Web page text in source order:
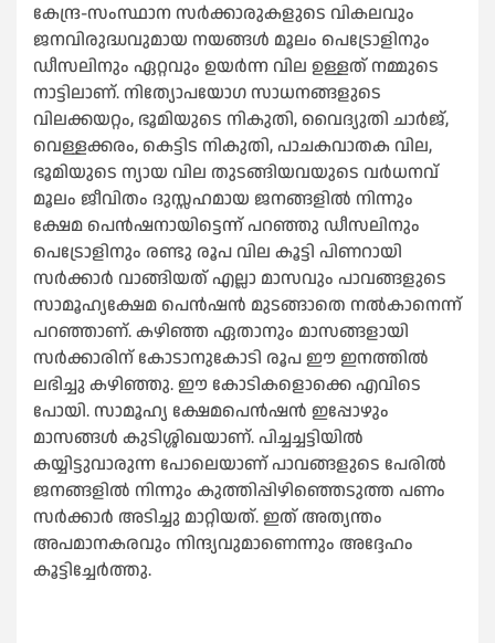
കേന്ദ്ര-സംസ്ഥാന സർക്കാരുകളുടെ വികലവും
ജനവിരുദ്ധവുമായ നയങ്ങൾ മൂലം പെട്രോളിനും
ഡീസലിനും ഏറ്റവും ഉയർന്ന വില ഉള്ളത് നമ്മുടെ
നാട്ടിലാണ്. നിത്യോപയോഗ സാധനങ്ങളുടെ
വിലക്കയറ്റം, ഭൂമിയുടെ നികുതി, വൈദ്യുതി ചാർജ്,
വെള്ളക്കരം, കെട്ടിട നികുതി, പാചകവാതക വില,
ഭൂമിയുടെ ന്യായ വില തുടങ്ങിയവയുടെ വർധനവ്
മൂലം ജീവിതം ദുസ്സഹമായ ജനങ്ങളിൽ നിന്നും
ക്ഷേമ പെൻഷനായിട്ടെന്ന് പറഞ്ഞു ഡീസലിനും
പെട്രോളിനും രണ്ടു രൂപ വില കൂട്ടി പിണറായി
സർക്കാർ വാങ്ങിയത് എല്ലാ മാസവും പാവങ്ങളുടെ
സാമൂഹ്യക്ഷേമ പെൻഷൻ മുടങ്ങാതെ നൽകാനെന്ന്
പറഞ്ഞാണ്. കഴിഞ്ഞ ഏതാനും മാസങ്ങളായി
സർക്കാരിന് കോടാനുകോടി രൂപ ഈ ഇനത്തിൽ
ലഭിച്ചു കഴിഞ്ഞു. ഈ കോടികളൊക്കെ എവിടെ
പോയി. സാമൂഹ്യ ക്ഷേമപെൻഷൻ ഇപ്പോഴും
മാസങ്ങൾ കുടിശ്ശിഖയാണ്. പിച്ചച്ചട്ടിയിൽ
കയ്യിട്ടുവാരുന്ന പോലെയാണ് പാവങ്ങളുടെ പേരിൽ
ജനങ്ങളിൽ നിന്നും കുത്തിപ്പിഴിഞ്ഞെടുത്ത പണം
സർക്കാർ അടിച്ചു മാറ്റിയത്. ഇത് അത്യന്തം
അപമാനകരവും നിന്ദ്യവുമാണെന്നും അദ്ദേഹം
കൂട്ടിച്ചേർത്തു.